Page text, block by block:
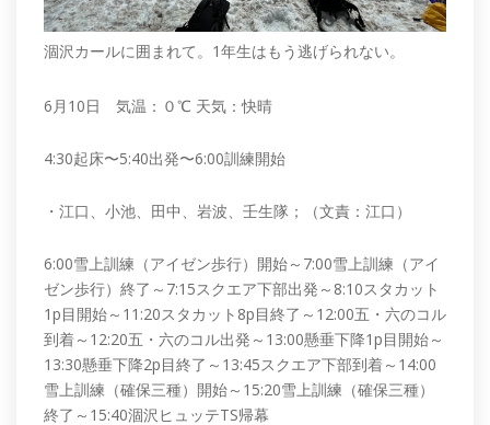
涸沢カールに囲まれて。1年生はもう逃げられない。
6月10日 気温：０℃ 天気：快晴
4:30起床〜5:40出発〜6:00訓練開始
・江口、小池、田中、岩波、壬生隊；（文責：江口）
6:00雪上訓練（アイゼン歩行）開始～7:00雪上訓練（アイ
ゼン歩行）終了～7:15スクエア下部出発～8:10スタカット
1p目開始～11:20スタカット8p目終了～12:00五・六のコル
到着～12:20五・六のコル出発～13:00懸垂下降1p目開始～
13:30懸垂下降2p目終了～13:45スクエア下部到着～14:00
雪上訓練（確保三種）開始～15:20雪上訓練（確保三種）
終了～15:40涸沢ヒュッテTS帰幕